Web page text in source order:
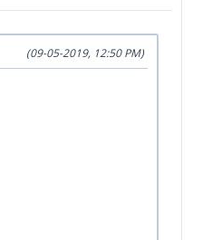
(09-05-2019, 12:50 PM)